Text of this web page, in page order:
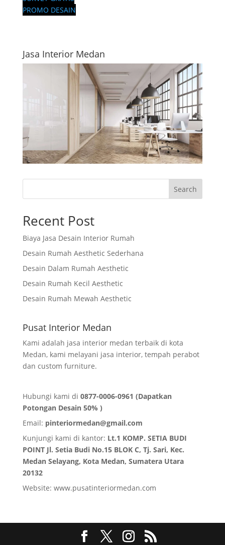
PROMO DESAIN
Jasa Interior Medan
Search
Recent Post
Biaya Jasa Desain Interior Rumah
Desain Rumah Aesthetic Sederhana
Desain Dalam Rumah Aesthetic
Desain Rumah Kecil Aesthetic
Desain Rumah Mewah Aesthetic
Pusat Interior Medan
Kami adalah jasa interior medan terbaik di kota
Medan, kami melayani jasa interior, tempah perabot
dan custom furniture.
Hubungi kami di 0877-0006-0961 (Dapatkan
Potongan Desain 50% )
Email: pinteriormedan@gmail.com
Kunjungi kami di kantor: Lt.1 KOMP. SETIA BUDI
POINT Jl. Setia Budi No.15 BLOK C, Tj. Sari, Kec.
Medan Selayang, Kota Medan, Sumatera Utara
20132
Website: www.pusatinteriormedan.com